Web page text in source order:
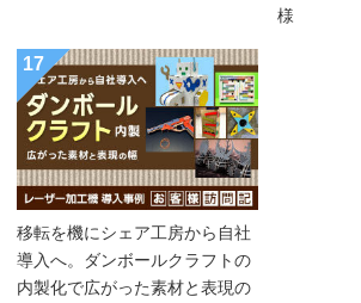
様
17
移転を機にシェア工房から自社
導入へ。ダンボールクラフトの
内製化で広がった素材と表現の